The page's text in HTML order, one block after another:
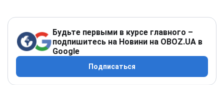
Будьте первыми в курсе главного –
подпишитесь на Новини на OBOZ.UA в
Google
Подписаться